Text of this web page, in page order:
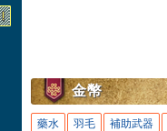
金幣
藥水 羽毛 補助武器